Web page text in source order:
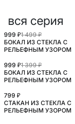
вся серия
999 ₽1 499 ₽
БОКАЛ ИЗ СТЕКЛА С
РЕЛЬЕФНЫМ УЗОРОМ
999 ₽1 399 ₽
БОКАЛ ИЗ СТЕКЛА С
РЕЛЬЕФНЫМ УЗОРОМ
799 ₽
СТАКАН ИЗ СТЕКЛА С
РЕЛЬЕФНЫМ УЗОРОМ